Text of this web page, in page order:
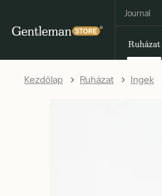
Journal
Ruházat
Kezdőlap Ruházat Ingek